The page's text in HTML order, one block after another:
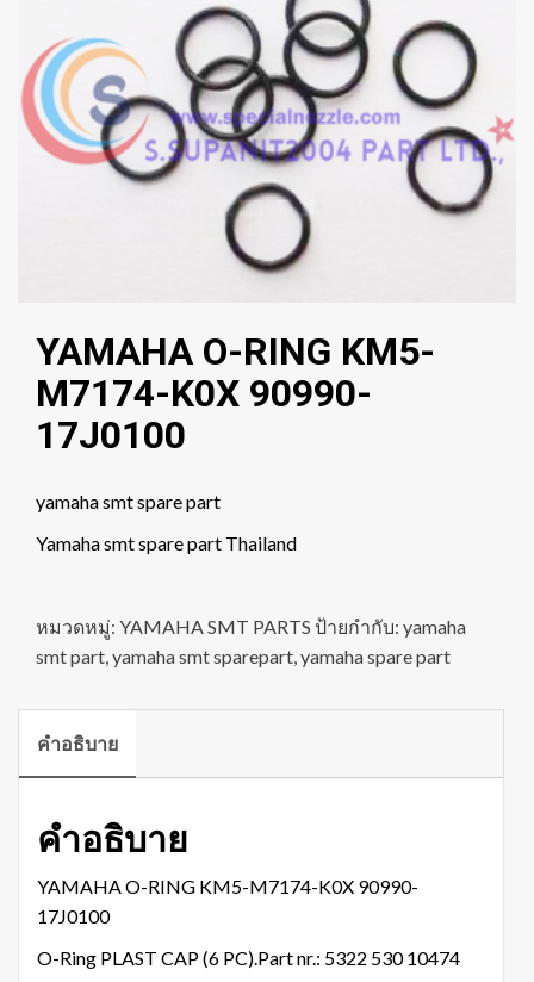
YAMAHA O-RING KM5-
M7174-K0X 90990-
17J0100
yamaha smt spare part
Yamaha smt spare part Thailand
หมวดหมู่: YAMAHA SMT PARTS ป้ายกำกับ: yamaha
smt part yamaha smt sparepart yamaha spare part
คำอธิบาย
คำอธิบาย
YAMAHA O-RING KM5-M7174-K0X 90990-
17J0100
O-Ring PLAST CAP (6 PC).Part nr.: 5322 530 10474